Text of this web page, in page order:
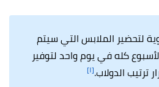
لتحضير الملابس التي سيتم
كله في يوم واحد لتوفير
ترتيب الدولاب.[١]